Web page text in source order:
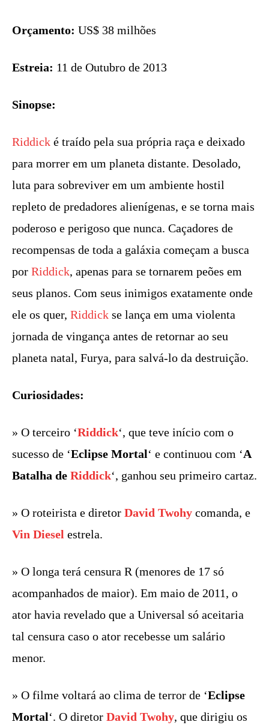
Orçamento: US$ 38 milhões
Estreia: 11 de Outubro de 2013
Sinopse:
Riddick é traído pela sua própria raça e deixado
para morrer em um planeta distante. Desolado,
luta para sobreviver em um ambiente hostil
repleto de predadores alienígenas, e se torna mais
poderoso e perigoso que nunca. Caçadores de
recompensas de toda a galáxia começam a busca
por Riddick, apenas para se tornarem peões em
seus planos. Com seus inimigos exatamente onde
ele os quer, Riddick se lança em uma violenta
jornada de vingança antes de retornar ao seu
planeta natal, Furya, para salvá-lo da destruição.
Curiosidades:
» O terceiro ‘Riddick‘, que teve início com o
sucesso de ‘Eclipse Mortal‘ e continuou com ‘A
Batalha de Riddick‘, ganhou seu primeiro cartaz.
» O roteirista e diretor David Twohy comanda, e
Vin Diesel estrela.
» O longa terá censura R (menores de 17 só
acompanhados de maior). Em maio de 2011, o
ator havia revelado que a Universal só aceitaria
tal censura caso o ator recebesse um salário
menor.
» O filme voltará ao clima de terror de ‘Eclipse
Mortal‘. O diretor David Twohy, que dirigiu os